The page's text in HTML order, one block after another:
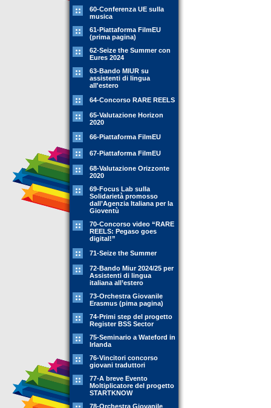
60-Conferenza UE sulla
musica
61-Piattaforma FilmEU
(prima pagina)
62-Seize the Summer con
Eures 2024
63-Bando MIUR su
assistenti di lingua
all'estero
64-Concorso RARE REELS
65-Valutazione Horizon
2020
66-Piattaforma FilmEU
67-Piattaforma FilmEU
68-Valutazione Orizzonte
2020
69-Focus Lab sulla
Solidarietà promosso
dall’Agenzia Italiana per la
Gioventù
70-Concorso video “RARE
REELS: Pegaso goes
digital!”
71-Seize the Summer
72-Bando Miur 2024/25 per
Assistenti di lingua
italiana all’estero
73-Orchestra Giovanile
Erasmus (pima pagina)
74-Primi step del progetto
Register BSS Sector
75-Seminario a Wateford in
Irlanda
76-Vincitori concorso
giovani traduttori
77-A breve Evento
Moltiplicatore del progetto
STARTKNOW
78-Orchestra Giovanile